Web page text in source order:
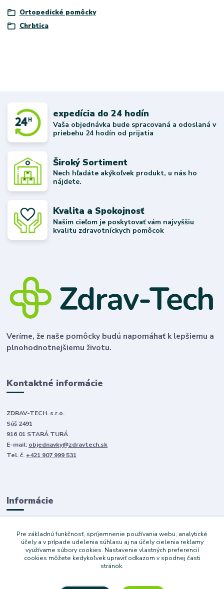
Ortopedické pomôcky
Chrbtica
expedícia do 24 hodín
Vaša objednávka bude spracovaná a odoslaná v
priebehu 24 hodín od prijatia
Široký Sortiment
Nech hľadáte akýkoľvek produkt, u nás ho
nájdete.
Kvalita a Spokojnosť
Našim cieľom je poskytovať vám najvyššiu
kvalitu zdravotníckych pomôcok
Veríme, že naše pomôcky budú napomáhať k lepšiemu a
plnohodnotnejšiemu životu.
Kontaktné informácie
ZDRAV-TECH. s.r.o.
Súš 2491
916 01 STARÁ TURÁ
E-mail: objednavky@zdravtech.sk
Tel. č. +421 907 999 531
Informácie
O nás
Obchodné podmienky
Ochrana súkromia
Služby
Pre základnú funkčnosť, spríjemnenie používania webu, analytické
účely a v prípade udelenia súhlasu aj na účely cielenia reklamy
využívame súbory cookies. Nastavenie vlastných preferencií
cookies môžete kedykoľvek upraviť odkazom v spodnej časti
stránok.